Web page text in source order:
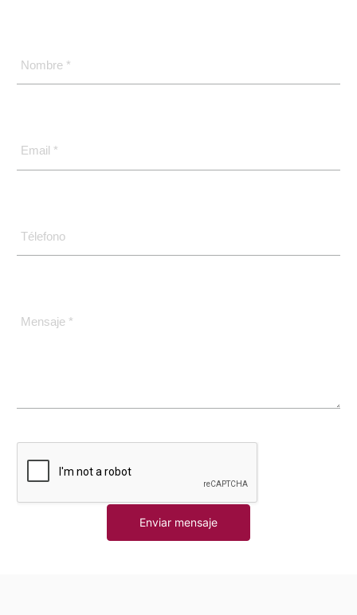
Nombre *
Email *
Télefono
Mensaje *
Enviar mensaje